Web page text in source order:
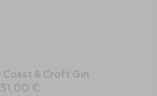
Coast & Croft Gin
51,00 €